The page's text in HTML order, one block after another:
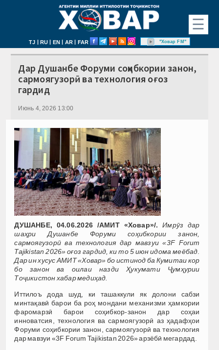
☰
TJ | RU | EN | AR | FAR "Ховар FM"
Дар Душанбе Форуми соҳибкории занон,
сармоягузорӣ ва технология оғоз
гардид
Июнь 4, 2026 13:00
ДУШАНБЕ, 04.06.2026 /АМИТ «Ховар»/.Имрӯз дар
шаҳри Душанбе Форуми соҳибкории занон,
сармоягузорӣ ва технология дар мавзуи «3F Forum
Tajikistan 2026» оғоз гардид, ки то5 июн идома меёбад
Дар ин хусус АМИТ «Ховар» бо истинод ба Кумитаи кор
бо занон ва оилаи назди Ҳукумати Ҷумҳурии
Тоҷикистон хабар медиҳад.
Иттилоъ дода шуд, ки ташаккули як долони сабзи
минтақавӣ барои ба роҳ мондани механизми ҳамкории
фаромарзӣ барои соҳибкор-занон дар соҳаи
инноватсия, технология ва сармоягузорӣ аз ҳадафҳои
Форуми соҳибкории занон, сармоягузорӣ ва технология
дар мавзуи «3F Forum Tajikistan 2026» арзёбӣ мегардад.